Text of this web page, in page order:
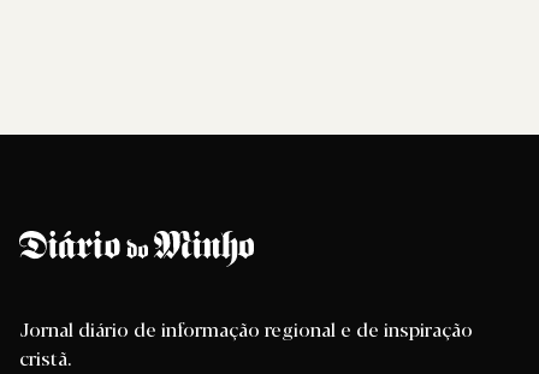
Jornal diário de informação regional e de inspiração
cristã.